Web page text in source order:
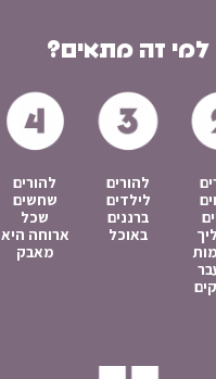
למי זה מתאים?
להורים
לילדים
ברננים
באוכל
להורים
שחשים
שכל
ארוחה היא
מאבק